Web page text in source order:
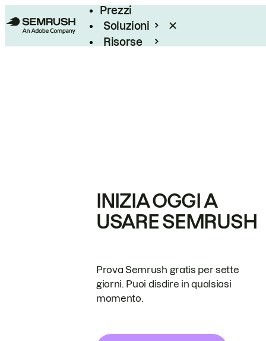
Prezzi
Soluzioni
Risorse
INIZIA OGGI A
USARE SEMRUSH
Prova Semrush gratis per sette
giorni. Puoi disdire in qualsiasi
momento.